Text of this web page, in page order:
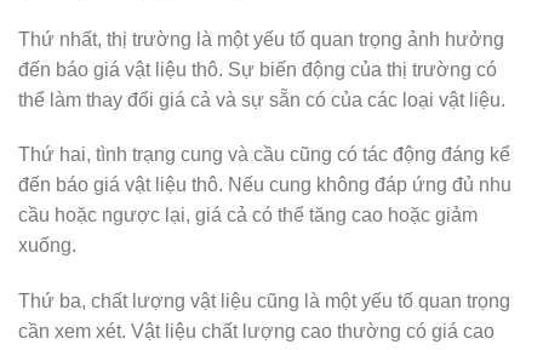
Thứ nhất, thị trường là một yếu tố quan trọng ảnh hưởng
đến báo giá vật liệu thô. Sự biến động của thị trường có
thể làm thay đổi giá cả và sự sẵn có của các loại vật liệu.
Thứ hai, tình trạng cung và cầu cũng có tác động đáng kể
đến báo giá vật liệu thô. Nếu cung không đáp ứng đủ nhu
cầu hoặc ngược lại, giá cả có thể tăng cao hoặc giảm
xuống.
Thứ ba, chất lượng vật liệu cũng là một yếu tố quan trọng
cần xem xét. Vật liệu chất lượng cao thường có giá cao